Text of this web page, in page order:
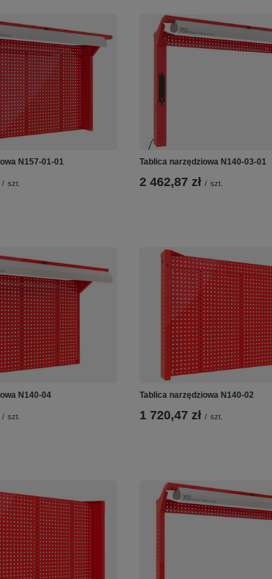
N157-01-01
/ szt.
Tablica narzędziowa N140-03-01
2 462,87 zł / szt.
N140-04
/ szt.
Tablica narzędziowa N140-02
1 720,47 zł / szt.